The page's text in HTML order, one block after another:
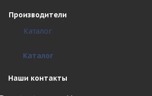
Производители
Каталог
Каталог
Наши контакты